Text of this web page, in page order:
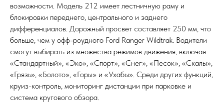
возможности. Модель 212 имеет лестничную раму и
блокировки переднего, центрального и заднего
дифференциалов. Дорожный просвет составляет 250 мм, что
больше, чем у офф-роудного Ford Ranger Wildtrak. Водители
смогут выбирать из множества режимов движения, включая
«Стандартный», «Эко», «Спорт», «Снег», «Песок», «Скалы»,
«Грязь», «Болото», «Горы» и «Ухабы». Среди других функций,
круиз-контроль, мониторинг дистанции при парковке и
система кругового обзора.